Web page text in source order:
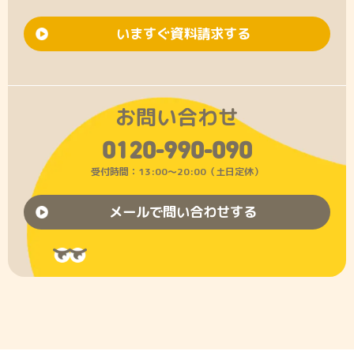
いますぐ資料請求する
お問い合わせ
0120-990-090
受付時間：13:00〜20:00（土日定休）
メールで問い合わせする